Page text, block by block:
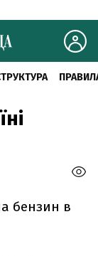
бензин в